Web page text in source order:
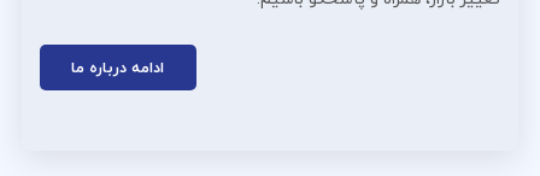
ادامه درباره ما